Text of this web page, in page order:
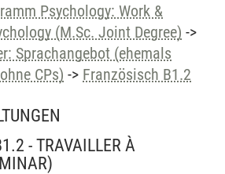
Psychology: Work &
(M.Sc. Joint Degree) ->
Sprachangebot (ehemals
CPs) -> Französisch B1.2
- TRAVAILLER À